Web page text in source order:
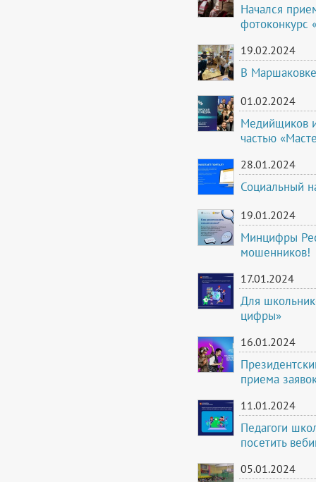
Начался
фотоконкурс
19.02.2024
В
01.02.2024
Медийщиков
частью
28.01.2024
Социальный
19.01.2024
Минцифры
мошенников!
17.01.2024
Для
цифры»
16.01.2024
приема
11.01.2024
Педагоги
посетить
05.01.2024